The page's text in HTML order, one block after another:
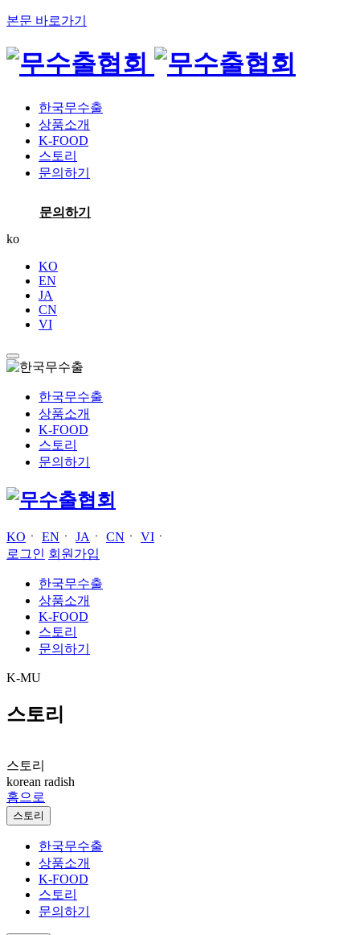
본문 바로가기
한국무수출
상품소개
K-FOOD
스토리
문의하기
문의하기
ko
KO
EN
JA
CN
VI
한국무수출
상품소개
K-FOOD
스토리
문의하기
KO ㆍ EN ㆍ JA ㆍ CN ㆍ VI ㆍ
로그인 회원가입
한국무수출
상품소개
K-FOOD
스토리
문의하기
K-MU
스토리
스토리
korean radish
홈으로
스토리
한국무수출
상품소개
K-FOOD
스토리
문의하기